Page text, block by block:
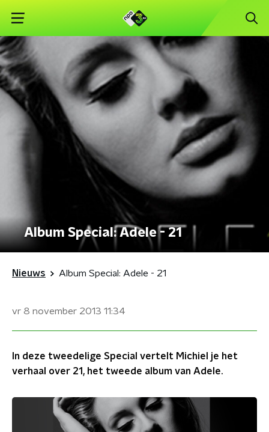
Album Special: Adele - 21
Nieuws Album Special: Adele - 21
vr 8 november 2013 11:34
In deze tweedelige Special vertelt Michiel je het
verhaal over 21, het tweede album van Adele.